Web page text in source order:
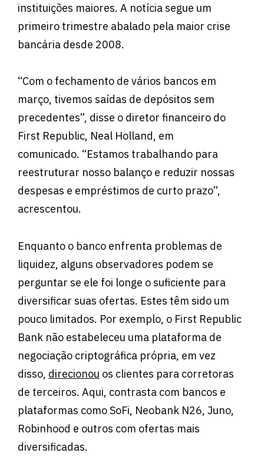
instituições maiores. A notícia segue um
primeiro trimestre abalado pela maior crise
bancária desde 2008.
“Com o fechamento de vários bancos em
março, tivemos saídas de depósitos sem
precedentes”, disse o diretor financeiro do
First Republic, Neal Holland, em
comunicado. “Estamos trabalhando para
reestruturar nosso balanço e reduzir nossas
despesas e empréstimos de curto prazo”,
acrescentou.
Enquanto o banco enfrenta problemas de
liquidez, alguns observadores podem se
perguntar se ele foi longe o suficiente para
diversificar suas ofertas. Estes têm sido um
pouco limitados. Por exemplo, o First Republic
Bank não estabeleceu uma plataforma de
negociação criptográfica própria, em vez
disso, direcionou os clientes para corretoras
de terceiros. Aqui, contrasta com bancos e
plataformas como SoFi, Neobank N26, Juno,
Robinhood e outros com ofertas mais
diversificadas.